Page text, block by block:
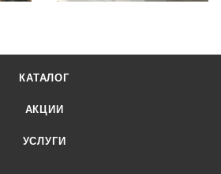
КАТАЛОГ
АКЦИИ
УСЛУГИ